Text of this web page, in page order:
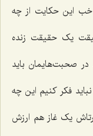
خب این حکایت از چه
یک حقیقت زنده
صحبت‌هایمان باید
فکر کنیم این چه
یک غاز هم ارزش